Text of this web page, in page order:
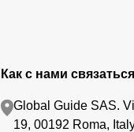
Как с нами связаться
Global Guide SAS.
19, 00192 Roma,